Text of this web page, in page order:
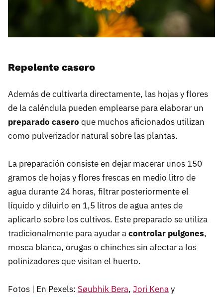
Repelente casero
Además de cultivarla directamente, las hojas y flores
de la caléndula pueden emplearse para elaborar un
preparado casero que muchos aficionados utilizan
como pulverizador natural sobre las plantas.
La preparación consiste en dejar macerar unos 150
gramos de hojas y flores frescas en medio litro de
agua durante 24 horas, filtrar posteriormente el
líquido y diluirlo en 1,5 litros de agua antes de
aplicarlo sobre los cultivos. Este preparado se utiliza
tradicionalmente para ayudar acontrolar pulgones,
mosca blanca, orugas o chinches sin afectar a los
polinizadores que visitan el huerto.
Fotos | En Pexels: Søubhik Bera, Jori Kenay